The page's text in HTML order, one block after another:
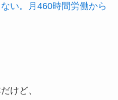
い。月460時間労働から
けど、